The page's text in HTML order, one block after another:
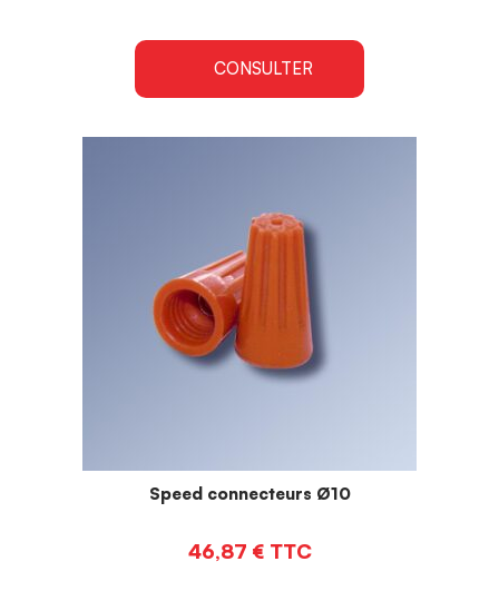
CONSULTER
Speed connecteurs Ø10
46,87 €TTC